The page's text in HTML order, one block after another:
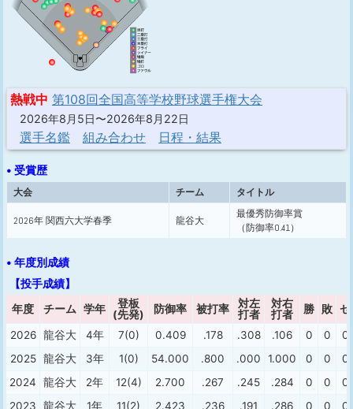
熱戦中 第108回全国高等学校野球選手権大会
2026年8月5日〜2026年8月22日
選手名鑑 組み合わせ 日程・結果
• 受賞歴
大会 チーム タイトル
2026年 関西六大学春季 龍谷大
最優秀防御率賞
（防御率0.41）
• 年度別成績
【投手成績】
年度
チーム 学年
登板
(先発)
防御率 被打率
対左
打者
対右
打者
勝 敗 セ
2026 龍谷大 4年 7(0) 0.409 .178 .308 .106 0 0
0
2025 龍谷大 3年 1(0) 54.000 .800 .000 1.000 0 0
0
2024
龍谷大 2年 12(4) 2.700 .267 .245 .284 0 0
0
2023
龍谷大 1年 11(2) 2.423 .236 .191 .286 0 0 0